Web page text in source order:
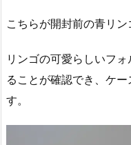
こちらが開封前の青リン
リンゴの可愛らしいフ
ることが確認でき、ケ
す。